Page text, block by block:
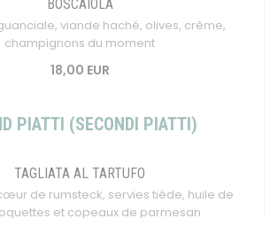
BOSCAIOLA
viande haché, olives, crème,
champignons du moment
18,00 EUR
PIATTI (SECONDI PIATTI)
TAGLIATA AL TARTUFO
de rumsteck, servies tiède, huile de
et copeaux de parmesan